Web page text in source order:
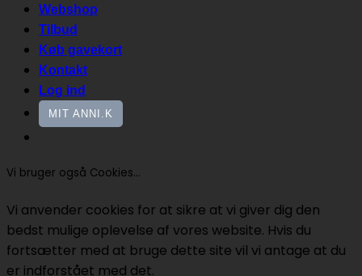
Webshop
Tilbud
Køb gavekort
Kontakt
Log ind
MIT ANNI.K
Vi bruger også Cookies...
Vi anvender cookies for at sikre at vi giver dig den
bedst mulige oplevelse af vores website. Hvis du
fortsætter med at bruge dette site vil vi antage at du
er indforstået med det.